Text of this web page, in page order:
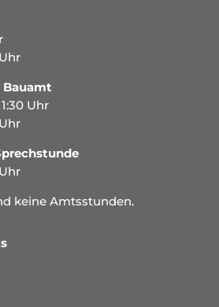
Bauamt
Uhr
keine Amtsstunden.